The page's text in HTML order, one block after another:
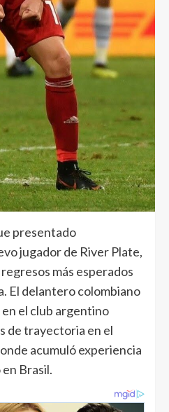
presentado
jugador de River Plate,
más esperados
El delantero colombiano
el club argentino
de trayectoria en el
acumuló experiencia
Brasil.